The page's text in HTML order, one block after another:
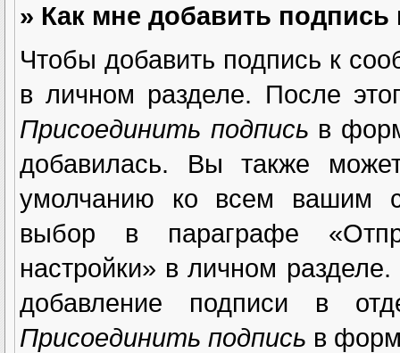
» Как мне добавить
Чтобы добавить подпись к
в личном разделе. После
Присоединить подпись в
добавилась. Вы также
умолчанию ко всем вашим
выбор в параграфе
настройки» в личном
добавление подписи в
Присоединить подпись в